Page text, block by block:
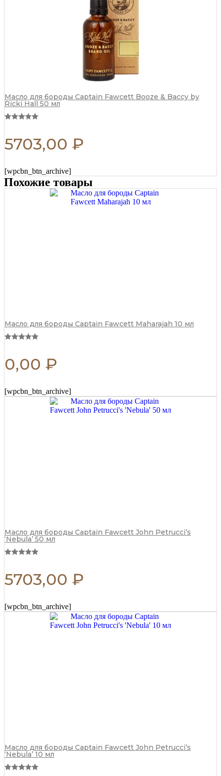
Масло для бороды Captain Fawcett Booze & Baccy by
Ricki Hall 50 мл
5703,00 ₽
[wpcbn_btn_archive]
Похожие товары
Масло для бороды Captain Fawcett Maharajah 10 мл
0,00 ₽
[wpcbn_btn_archive]
Масло для бороды Captain Fawcett John Petrucci’s
‘Nebula’ 50 мл
5703,00 ₽
[wpcbn_btn_archive]
Масло для бороды Captain Fawcett John Petrucci’s
‘Nebula’ 10 мл